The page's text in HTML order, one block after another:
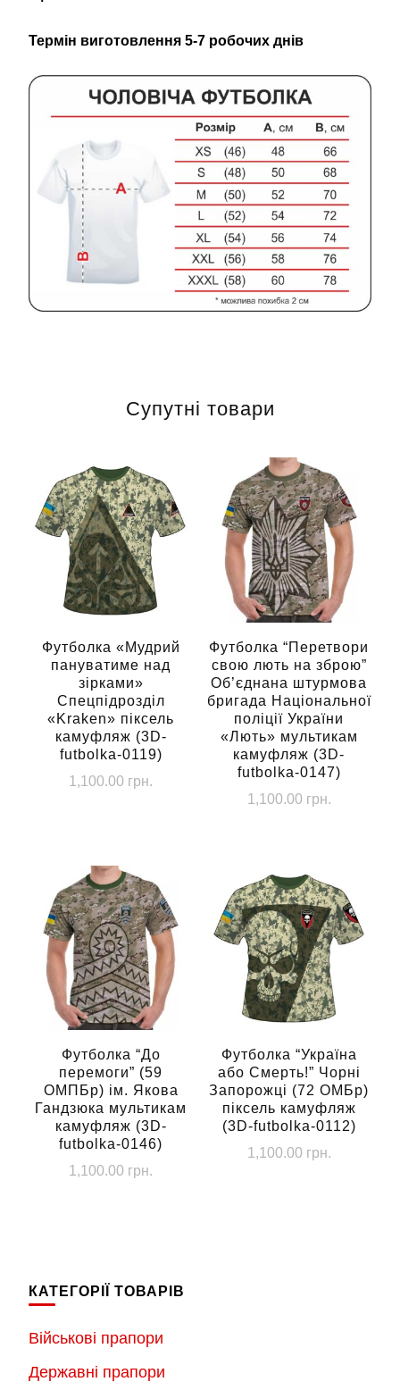
Термін виготовлення 5-7 робочих днів
Супутні товари
Футболка «Мудрий
пануватиме над
зірками»
Спецпідрозділ
«Kraken» піксель
камуфляж (3D-
futbolka-0119)
1,100.00 грн.
кілька
варіантів.
Параметри
можна
вибрати
на
сторінці
товару
Футболка “Перетвори
свою лють на зброю”
Об’єднана штурмова
бригада Національної
поліції України
«Лють» мультикам
камуфляж (3D-
futbolka-0147)
1,100.00 грн.
має
кілька
варіантів.
Параметри
можна
вибрати
на
сторінці
товару
Футболка “До
перемоги” (59
ОМПБр) ім. Якова
Гандзюка мультикам
камуфляж (3D-
futbolka-0146)
1,100.00 грн.
варіантів.
можна
вибрати
Футболка “Україна
або Смерть!” Чорні
Запорожці (72 ОМБр)
піксель камуфляж
(3D-futbolka-0112)
1,100.00 грн.
КАТЕГОРІЇ ТОВАРІВ
Військові прапори
Державні прапори